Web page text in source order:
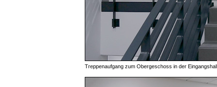
Treppenaufgang zum Obergeschoss in der